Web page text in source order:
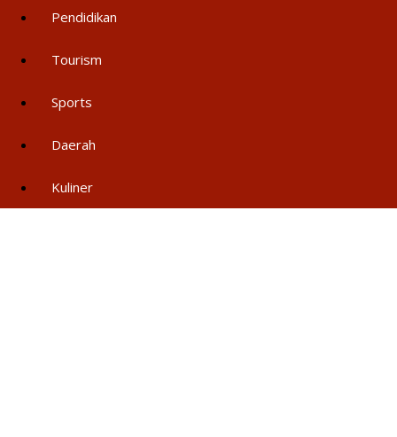
Pendidikan
Tourism
Sports
Daerah
Kuliner